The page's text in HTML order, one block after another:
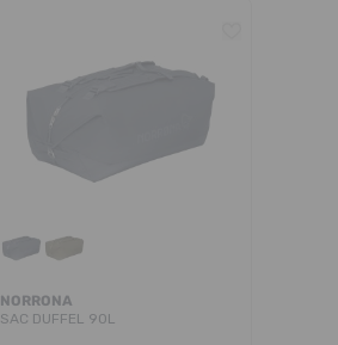
NORRONA
SAC DUFFEL 90L